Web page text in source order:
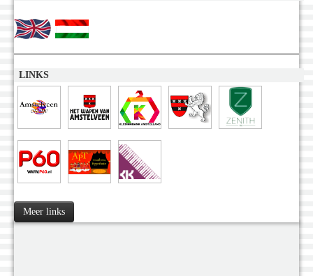
LINKS
Meer links